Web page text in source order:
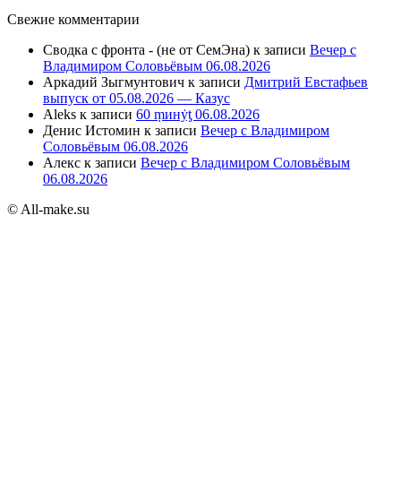
Свежие комментарии
Сводка с фронта - (не от СемЭна) к записи Вечер с
Владимиром Соловьёвым 06.08.2026
Аркадий Зыгмунтович к записи Дмитрий Евстафьев
выпуск от 05.08.2026 — Казус
Aleks к записи 60 ṃинẏƫ 06.08.2026
Денис Истомин к записи Вечер с Владимиром
Соловьёвым 06.08.2026
Алекс к записи Вечер с Владимиром Соловьёвым
06.08.2026
© All-make.su